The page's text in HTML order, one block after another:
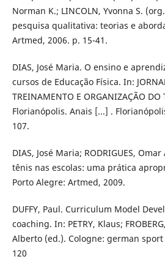
Norman K.; LINCOLN, Yvonna S.
pesquisa qualitativa: teorias e
Artmed, 2006. p. 15-41.
DIAS, José Maria. O ensino e
cursos de Educação Física. In:
TREINAMENTO E ORGANIZAÇÃO
Florianópolis. Anais [...] .
107.
DIAS, José Maria; RODRIGUES,
tênis nas escolas: uma prática
Porto Alegre: Artmed, 2009.
DUFFY, Paul. Curriculum Model
coaching. In: PETRY, Klaus;
Alberto (ed.). Cologne: german
120